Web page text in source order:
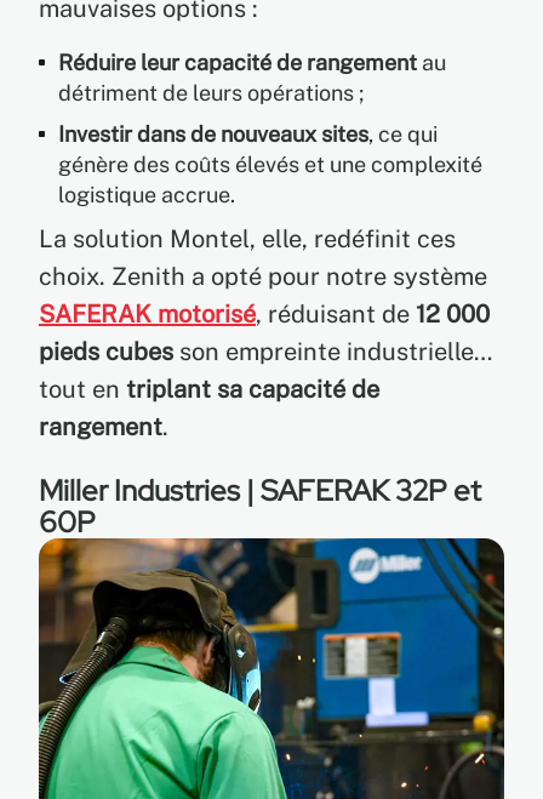
mauvaises options :
Réduire leur capacité de rangement au
détriment de leurs opérations ;
Investir dans de nouveaux sites, ce qui
génère des coûts élevés et une complexité
logistique accrue.
La solution Montel, elle, redéfinit ces
choix. Zenith a opté pour notre système
SAFERAK motorisé, réduisant de 12 000
pieds cubes son empreinte industrielle…
tout en triplant sa capacité de
rangement.
Miller Industries | SAFERAK 32P et
60P